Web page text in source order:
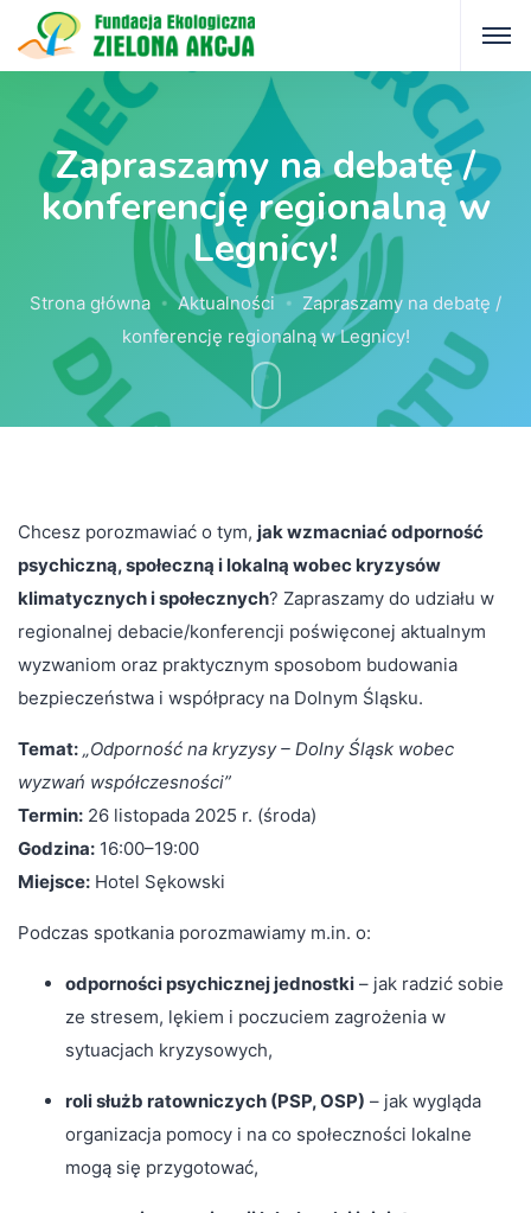
Zapraszamy na debatę /
konferencję regionalną w
Legnicy!
Strona główna Aktualności
Zapraszamy na debatę /
konferencję regionalną w Legnicy!
Chcesz porozmawiać o tym, jak wzmacniać odporność
psychiczną, społeczną i lokalną wobec kryzysów
klimatycznych i społecznych? Zapraszamy do udziału w
regionalnej debacie/konferencji poświęconej aktualnym
wyzwaniom oraz praktycznym sposobom budowania
bezpieczeństwa i współpracy na Dolnym Śląsku.
Temat: „Odporność na kryzysy – Dolny Śląsk wobec
wyzwań współczesności”
Termin: 26 listopada 2025 r. (środa)
Godzina: 16:00–19:00
Miejsce: Hotel Sękowski
Podczas spotkania porozmawiamy m.in. o:
odporności psychicznej jednostki – jak radzić sobie
ze stresem, lękiem i poczuciem zagrożenia w
sytuacjach kryzysowych,
roli służb ratowniczych (PSP, OSP) – jak wygląda
organizacja pomocy i na co społeczności lokalne
mogą się przygotować,